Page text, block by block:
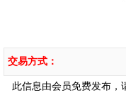
交易方式：
此信息由会员免费发布，